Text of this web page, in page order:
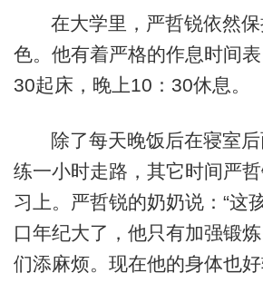
在大学里，严哲锐依然保
色。他有着严格的作息时间表
30起床，晚上10：30休息。
除了每天晚饭后在寝室
练一小时走路，其它时间严
习上。严哲锐的奶奶说：“这
口年纪大了，他只有加强锻
们添麻烦。现在他的身体也